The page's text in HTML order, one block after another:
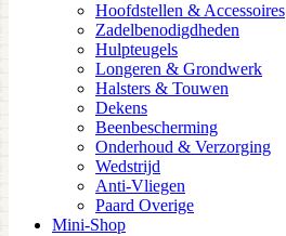
Hoofdstellen & Accessoires
Zadelbenodigdheden
Hulpteugels
Longeren & Grondwerk
Halsters & Touwen
Dekens
Beenbescherming
Onderhoud & Verzorging
Wedstrijd
Anti-Vliegen
Paard Overige
Mini-Shop